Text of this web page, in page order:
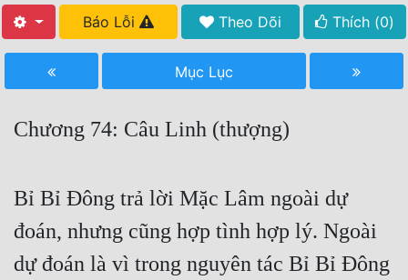
Tất Cả
Hoàn Thành
Truyện Convert
Truyện Dịch
Báo Lỗi Theo Dõi Thích (0)
Mục Lục
Chương 74: Câu Linh (thượng)
Bỉ Bỉ Đông trả lời Mặc Lâm ngoài dự
đoán, nhưng cũng hợp tình hợp lý. Ngoài
dự đoán là vì trong nguyên tác Bỉ Bỉ Đông